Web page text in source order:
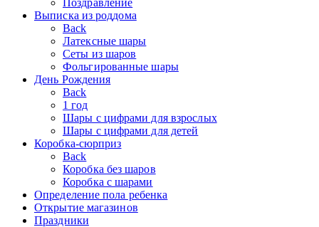
Выписка из роддома
Back
Латексные шары
Сеты из шаров
Фольгированные шары
День Рождения
Back
1 год
Шары с цифрами для взрослых
Шары с цифрами для детей
Коробка-сюрприз
Back
Коробка без шаров
Коробка с шарами
Определение пола ребенка
Открытие магазинов
Праздники